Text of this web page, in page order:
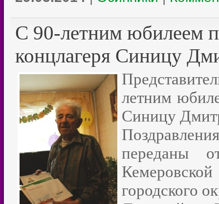
С 90-летним юбилеем
концлагеря Синицу
летним
Синицу
переданы
городского